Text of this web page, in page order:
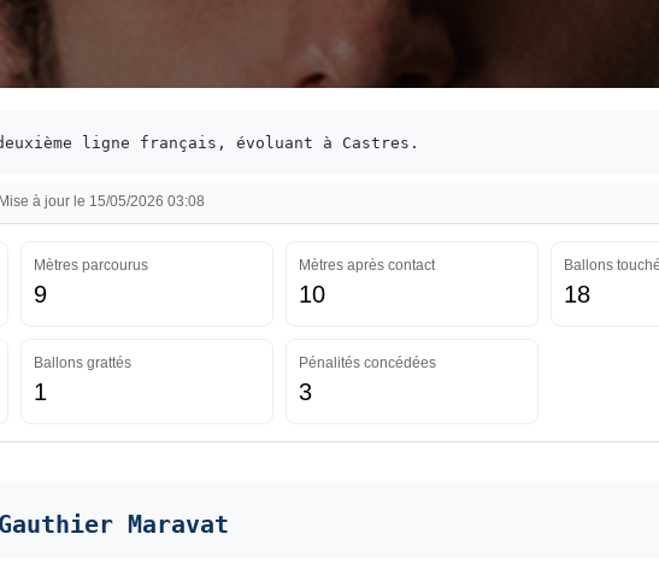
ligne français, évoluant à Castres.
à jour le 15/05/2026 03:08
Mètres parcourus
9
Mètres après contact
10
Ballons
18
Ballons grattés
1
Pénalités concédées
3
Maravat